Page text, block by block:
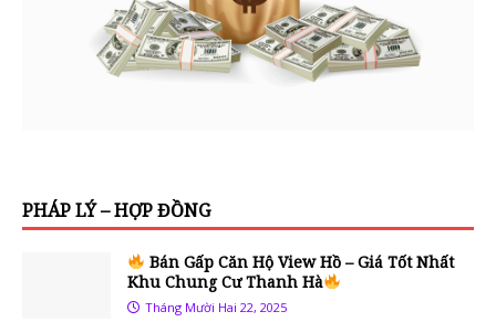
PHÁP LÝ – HỢP ĐỒNG
Bán Gấp Căn Hộ View Hồ – Giá Tốt Nhất
Khu Chung Cư Thanh Hà
Tháng Mười Hai 22, 2025